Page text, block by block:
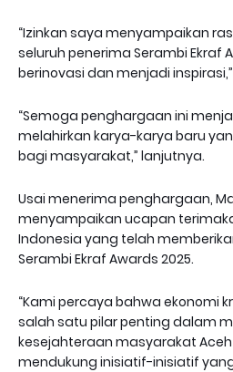
“Izinkan saya menyampaikan
seluruh penerima Serambi Ekraf
berinovasi dan menjadi
“Semoga penghargaan ini
melahirkan karya-karya baru
bagi masyarakat,” lanjutnya.
Usai menerima penghargaan,
menyampaikan ucapan
Indonesia yang telah
Serambi Ekraf Awards 2025.
“Kami percaya bahwa ekonomi
salah satu pilar penting dalam
kesejahteraan masyarakat
mendukung inisiatif-inisiatif